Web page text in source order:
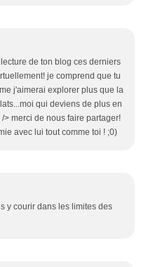
de ton blog ces derniers
je comprend que tu
j'aimerai explorer plus que la
qui deviens de plus en
> merci de nous faire partager!
avec lui tout comme toi ! ;0)
y courir dans les limites des